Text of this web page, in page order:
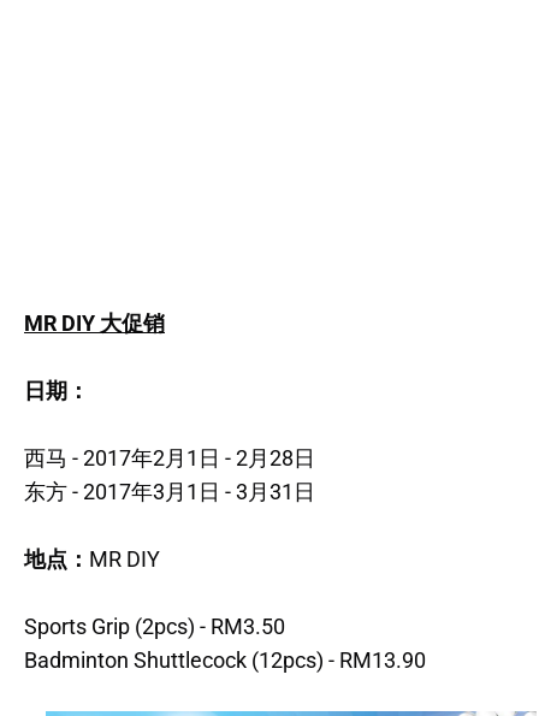
MR DIY 大促销
日期：
西马 - 2017年2月1日 - 2月28日
东方 - 2017年3月1日 - 3月31日
地点： MR DIY
Sports Grip (2pcs) - RM3.50
Badminton Shuttlecock (12pcs) - RM13.90